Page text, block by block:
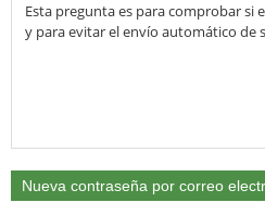
Esta pregunta es para comprobar si
y para evitar el envío automático de